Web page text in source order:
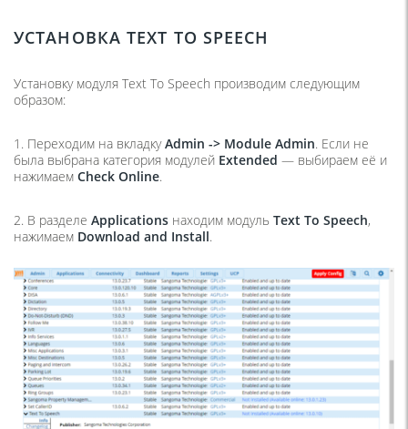
УСТАНОВКА TEXT TO SPEECH
Установку модуля Text To Speech производим следующим
образом:
1. Переходим на вкладкуAdmin -> Module Admin. Если не
была выбрана категория модулей Extended — выбираем её и
нажимаем Check Online.
2. В разделе Applications находим модуль Text To Speech,
нажимаем Download and Install.